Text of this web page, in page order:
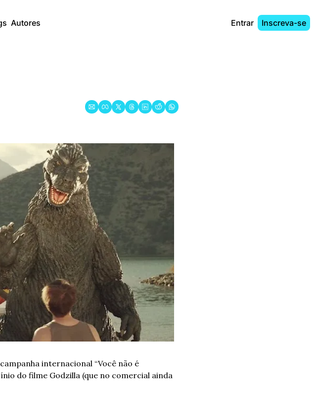
Autores Entrar Inscreva-se
internacional “Você não é
do filme Godzilla (que no comercial ainda